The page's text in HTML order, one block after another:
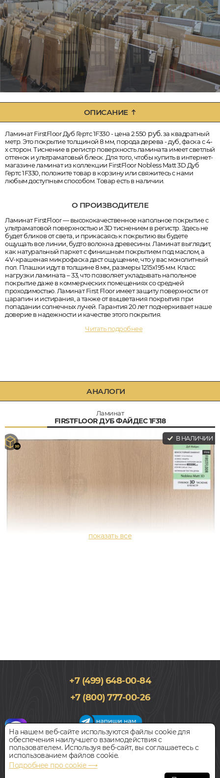
ОПИСАНИЕ
Ламинат FirstFloor Дуб Гертс 1F330 - цена 2 550 руб.за квадратный
метр. Это покрытие толщиной 8 мм, порода дерева - дуб, фаска с 4-
х сторон. Тиснение в регистр поверхность ламината имеет светлый
оттенок и ультраматовый блеск. Для того, чтобы купить в интернет-
магазине ламинат из коллекции FirstFloor Nobless Matt 3D Дуб
Гертс 1F330, положите товар в корзину или свяжитесь с нами
любым доступным способом. Товар есть в наличии.
О ПРОИЗВОДИТЕЛЕ
Ламинат FirstFloor — высококачественное напольное покрытие с
ультраматовой поверхностью и 3D тиснением в регистр. Здесь не
будет бликов от света, и прикасаясь к покрытию вы будете
ощущать все линии, будто волокна древесины. Ламинат выглядит,
как натуральный паркет с финишным покрытием под маслом, а
4V-крашеная микрофаска даст ощущение, что у вас монолитный
пол. Плашки идут в толщине 8 мм, размеры 1215х195 мм. Класс
нагрузки ламината – 33, что позволяет укладывать напольное
покрытие даже в коммерческих помещениях со средней
проходимостью. Ламинат First Floor имеет защиту поверхности от
царапин и истирания, а также от выцветания покрытия при
попадании солнечных лучей. Гарантия 20 лет подчеркивает наше
доверие в надежности и качестве этого покрытия.
Читать подробнее
АНАЛОГИ
Ламинат
FIRSTFLOOR ДУБ ФАЙДЕС 1F318
В НАЛИЧИИ
195x1515, 8мм
33 класс, Дуб, Однополосный, Влагостойкий
Цена за 1 м² 2 550руб.
БЫСТРЫЙ ЗАКАЗ КУПИТЬ
+7 (499) 648-00-84
+7 (800) 777-00-26
График работы салона
Пн-Вс с 09:00 до 21:00
Наш адрес:127018, г. Москва,
ул.Складочная, д.1, строение 9
На нашем веб-сайте используются файлы cookie для
обеспечения наилучшего взаимодействия с
пользователем. Используя веб-сайт, вы соглашаетесь с
использованием файлов cookie.
Подробнее про cookie ⟶